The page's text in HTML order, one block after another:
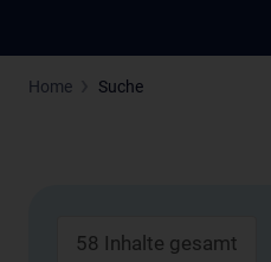
Home Suche
58 Inhalte gesamt